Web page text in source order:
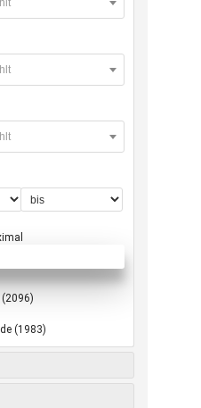
(2096)
(1983)